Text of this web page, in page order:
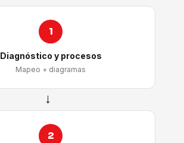
1
Diagnóstico y procesos
Mapeo + diagramas
→
2